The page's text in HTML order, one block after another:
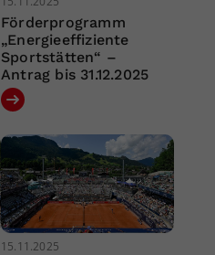
Förderprogramm
„Energieeffiziente
Sportstätten“ –
Antrag bis 31.12.2025
15.11.2025